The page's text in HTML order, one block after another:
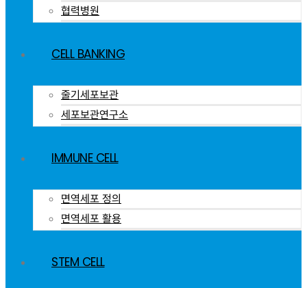
협력병원
CELL BANKING
줄기세포보관
세포보관연구소
IMMUNE CELL
면역세포 정의
면역세포 활용
STEM CELL